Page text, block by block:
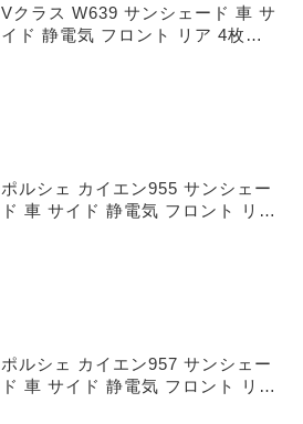
Vクラス W639 サンシェード 車 サ
イド 静電気 フロント リア 4枚セ
ポルシェ カイエン955 サンシェー
ド 車 サイド 静電気 フロント リア
ポルシェ カイエン957 サンシェー
ド 車 サイド 静電気 フロント リア